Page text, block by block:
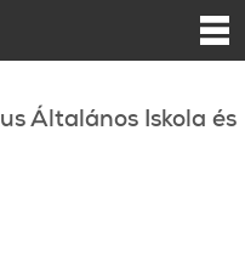
Általános Iskola és